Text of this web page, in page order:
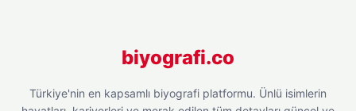
biyografi.co
Türkiye'nin en kapsamlı biyografi platformu. Ünlü isimlerin